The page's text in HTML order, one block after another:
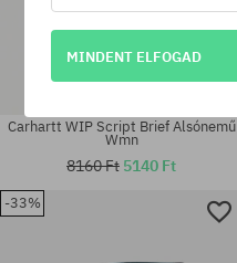
Elérhető méretek:
Carhartt WIP Script Brief Alsónemű
Wmn
8160 Ft 5140 Ft
-33%
MINDENT ELFOGAD